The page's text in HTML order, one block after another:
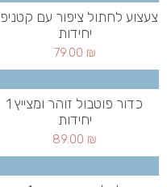
יחידות
79.00 ₪
כדור פוטבול זוהר ומצייץ 1
יחידות
89.00 ₪